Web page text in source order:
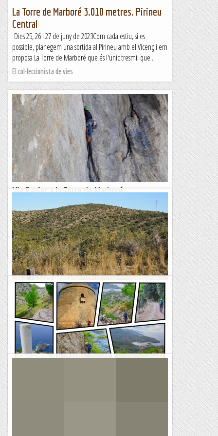
La Torre de Marboré 3.010 metres. Pirineu
Central
Dies 25, 26 i 27 de juny de 2023Com cada estiu, si es
possible, planegem una sortida al Pirineu amb el Vicenç i em
proposa La Torre de Marboré que és l'unic tresmil que...
El col·leccionista de vies
Via Ravier a la Torre de Marboré.
Quin bon ull ( o cop de sort ) en Ravier i companyia per
trobar el camí en una paret aparenment
infranquejable,quina empenta per atacar aquest llamp de
tàpia i quin ofici per...
Bloc Empotrat
Sant Simplici i Torre de la Móra. 100 cims.
2 d'abril de 2023 Sant Simplici, de 111m. és un petit turó
que sense ser cap cosa de l'altre món pel que fa a les seves
característiques muntanyenques no...
Senderes